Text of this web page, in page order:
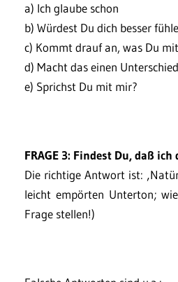
a) Ich glaube schon
b) Würdest Du dich besser
c) Kommt drauf an, was Du mit
d) Macht das einen
e) Sprichst Du mit mir?
FRAGE 3: Findest Du, daß ich
Die richtige Antwort ist:
leicht empörten Unterton;
Frage stellen!)